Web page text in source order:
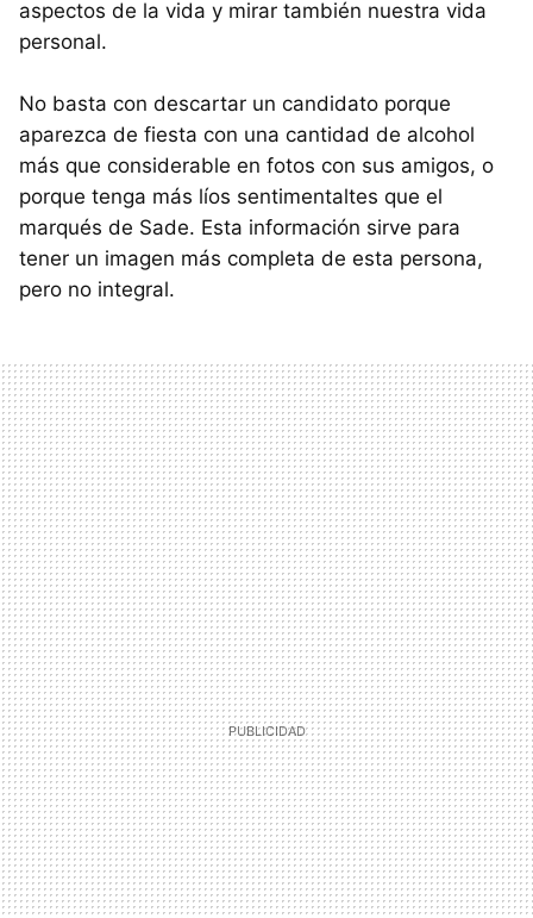
aspectos de la vida y mirar también nuestra vida
personal.
No basta con descartar un candidato porque
aparezca de fiesta con una cantidad de alcohol
más que considerable en fotos con sus amigos, o
porque tenga más líos sentimentaltes que el
marqués de Sade. Esta información sirve para
tener un imagen más completa de esta persona,
pero no integral.